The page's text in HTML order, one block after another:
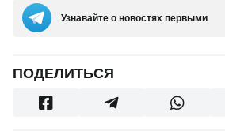
Узнавайте о новостях первыми
ПОДЕЛИТЬСЯ